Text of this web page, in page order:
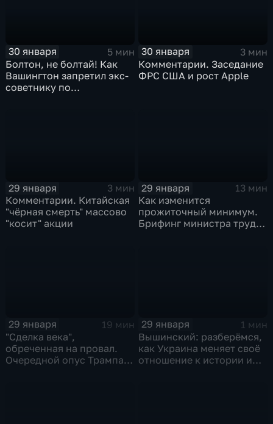
30 января
5 мин
Болтон, не болтай! Как
Вашингтон запретил экс-
советнику по
30 января
3 мин
Комментарии. Заседание
ФРС США и рост Apple
29 января
3 мин
Комментарии. Китайская
"чёрная смерть" массово
"косит" акции
29 января
13 мин
Как изменится
прожиточный минимум.
Брифинг министра труда
29 января
19 мин
"Сделка века",
обреченная на провал.
Очередной опус Трампа.
29 января
1 мин
Вышинский: разберёмся,
как Украина меняет своё
отношение к истории и